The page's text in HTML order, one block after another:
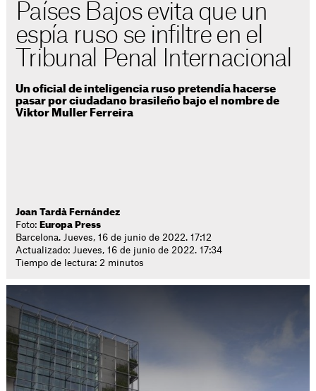
Países Bajos evita que un
espía ruso se infiltre en el
Tribunal Penal Internacional
Un oficial de inteligencia ruso pretendía hacerse
pasar por ciudadano brasileño bajo el nombre de
Viktor Muller Ferreira
Joan Tardà Fernández
Foto: Europa Press
Barcelona. Jueves, 16 de junio de 2022. 17:12
Actualizado: Jueves, 16 de junio de 2022. 17:34
Tiempo de lectura: 2 minutos